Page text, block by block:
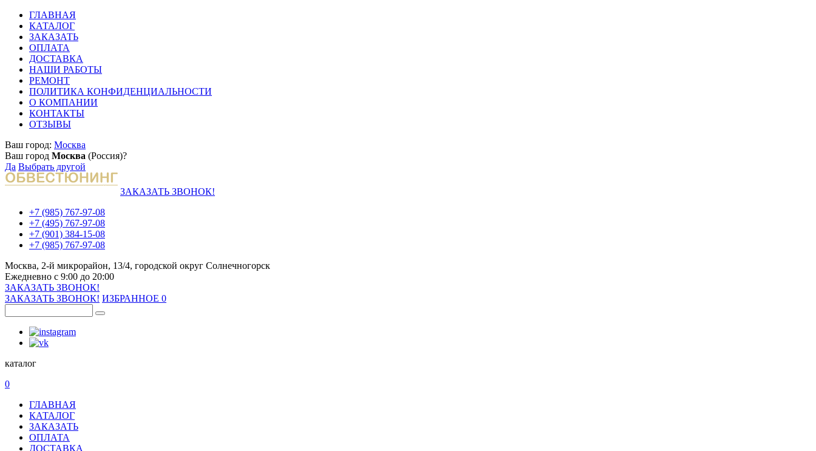
ГЛАВНАЯ
КАТАЛОГ
ЗАКАЗАТЬ
ОПЛАТА
ДОСТАВКА
НАШИ РАБОТЫ
РЕМОНТ
ПОЛИТИКА КОНФИДЕНЦИАЛЬНОСТИ
О КОМПАНИИ
КОНТАКТЫ
ОТЗЫВЫ
Ваш город: Москва
Ваш город Москва (Россия)?
Да Выбрать другой
ЗАКАЗАТЬ ЗВОНОК!
+7 (985) 767-97-08
+7 (495) 767-97-08
+7 (901) 384-15-08
+7 (985) 767-97-08
Москва, 2-й микрорайон, 13/4, городской округ Солнечногорск
Ежедневно с 9:00 до 20:00
ЗАКАЗАТЬ ЗВОНОК!
ЗАКАЗАТЬ ЗВОНОК! ИЗБРАННОЕ 0
каталог
0
ГЛАВНАЯ
КАТАЛОГ
ЗАКАЗАТЬ
ОПЛАТА
ДОСТАВКА